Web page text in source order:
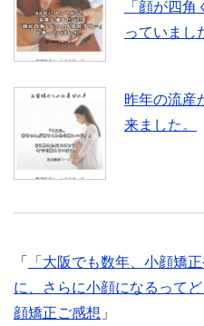
「顔が四
っていまし
昨年の流産
来ました。
「
「大阪でも数年、小顔矯
に、さらに小顔になるって
顔矯正ご感想 」